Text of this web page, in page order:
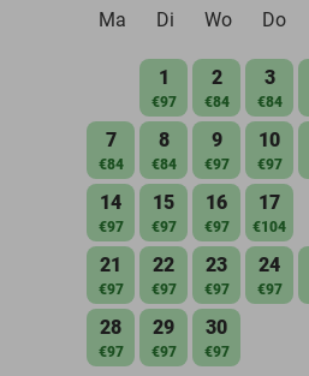
Ma
Di Wo Do
1
€97
2
€84
3
€84
7
€84
8
€84
9
€97
10
€97
14
€97
15
€97
16
€97
17
€104
21
€97
22
€97
23
€97
24
€97
28
€97
29
€97
30
€97